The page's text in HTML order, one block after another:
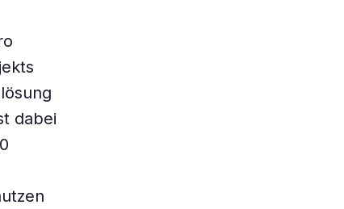
dabei